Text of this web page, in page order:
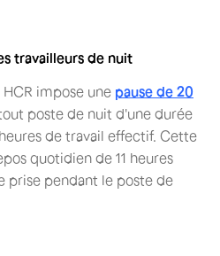
travailleurs de nuit
impose une pause de 20
poste de nuit d'une durée
de travail effectif. Cette
quotidien de 11 heures
prise pendant le poste de